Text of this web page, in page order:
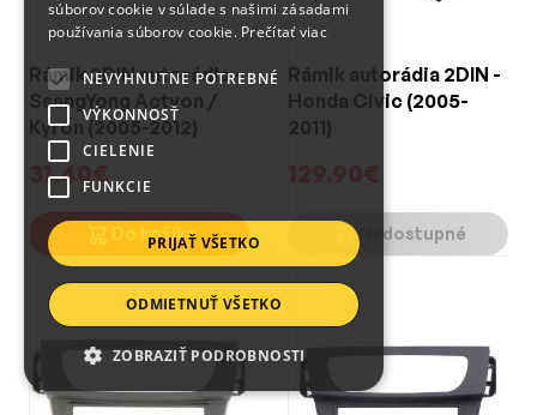
Rámik 2DIN autorádia -
SsangYong Actyon /
Kyron (2005-2012)
31.40€
Do košíka
Rámik autorádia 2DIN -
Honda Civic (2005-
2011)
Nedostupné
súborov cookie v súlade s našimi zásadami
používania súborov cookie. Prečítať viac
NEVYHNUTNE POTREBNÉ
VÝKONNOSŤ
CIELENIE
FUNKCIE
PRIJAŤ VŠETKO
ODMIETNUŤ VŠETKO
ZOBRAZIŤ PODROBNOSTI